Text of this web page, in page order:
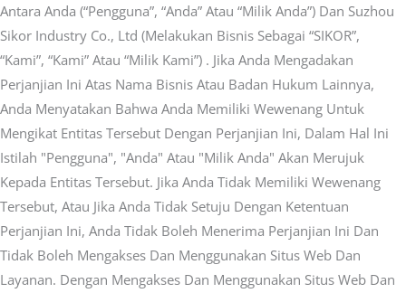
Antara Anda (“Pengguna”, “Anda” Atau “milik Anda”) Dan Suzhou
Sikor Industry Co., Ltd (melakukan Bisnis Sebagai “SIKOR”,
“kami”, “kami” Atau “milik Kami”) . Jika Anda Mengadakan
Perjanjian Ini Atas Nama Bisnis Atau Badan Hukum Lainnya,
Anda Menyatakan Bahwa Anda Memiliki Wewenang Untuk
Mengikat Entitas Tersebut Dengan Perjanjian Ini, Dalam Hal Ini
Istilah "Pengguna", "Anda" Atau "milik Anda" Akan Merujuk
Kepada Entitas Tersebut. Jika Anda Tidak Memiliki Wewenang
Tersebut, Atau Jika Anda Tidak Setuju Dengan Ketentuan
Perjanjian Ini, Anda Tidak Boleh Menerima Perjanjian Ini Dan
Tidak Boleh Mengakses Dan Menggunakan Situs Web Dan
Layanan. Dengan Mengakses Dan Menggunakan Situs Web Dan